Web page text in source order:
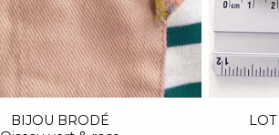
BIJOU BRODÉ